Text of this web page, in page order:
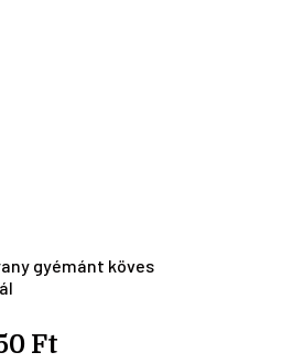
gyémánt köves
Ft